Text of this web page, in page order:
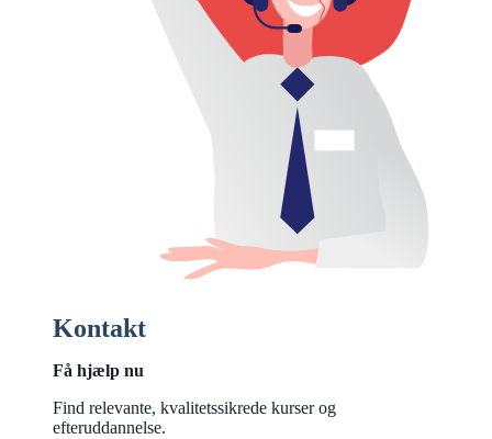
Kontakt
Få hjælp nu
Find relevante, kvalitetssikrede kurser og
efteruddannelse.